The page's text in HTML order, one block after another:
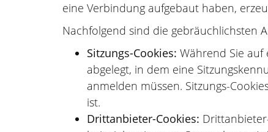
eine Verbindung aufgebaut haben,
Nachfolgend sind die gebräuchlichsten
Sitzungs-Cookies: Während Sie auf
abgelegt, in dem eine
anmelden müssen. Sitzungs-
ist.
Drittanbieter-Cookies: